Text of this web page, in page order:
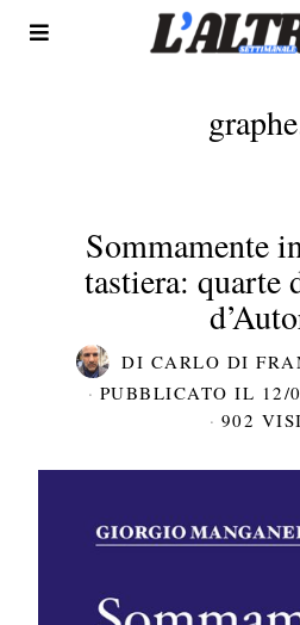
Sommamente
tastiera: quarte
DI CARLO DI
PUBBLICATO IL 12/
902